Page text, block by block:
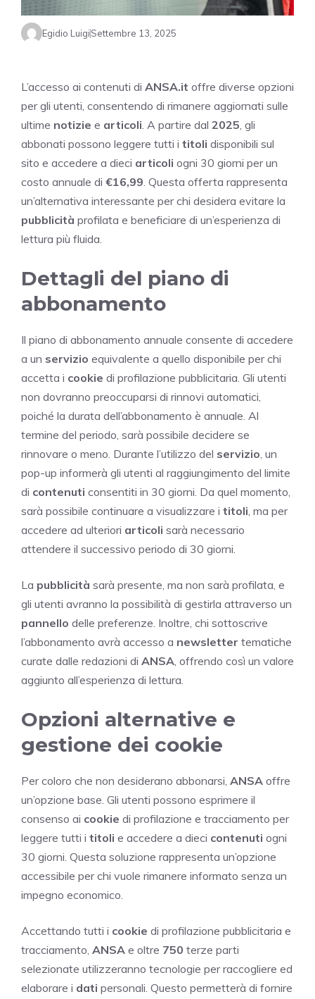
Egidio LuigiSettembre 13, 2025
L’accesso ai contenuti di ANSA.it offre diverse opzioni
per gli utenti, consentendo di rimanere aggiornati sulle
ultime notizie e articoli. A partire dal 2025, gli
abbonati possono leggere tutti i titoli disponibili sul
sito e accedere a dieci articoli ogni 30 giorni per un
costo annuale di €16,99. Questa offerta rappresenta
un’alternativa interessante per chi desidera evitare la
pubblicità profilata e beneficiare di un’esperienza di
lettura più fluida.
Dettagli del piano di
abbonamento
Il piano di abbonamento annuale consente di accedere
a un servizio equivalente a quello disponibile per chi
accetta i cookie di profilazione pubblicitaria. Gli utenti
non dovranno preoccuparsi di rinnovi automatici,
poiché la durata dell’abbonamento è annuale. Al
termine del periodo, sarà possibile decidere se
rinnovare o meno. Durante l’utilizzo del servizio, un
pop-up informerà gli utenti al raggiungimento del limite
di contenuti consentiti in 30 giorni. Da quel momento,
sarà possibile continuare a visualizzare i titoli, ma per
accedere ad ulteriori articoli sarà necessario
attendere il successivo periodo di 30 giorni.
La pubblicità sarà presente, ma non sarà profilata, e
gli utenti avranno la possibilità di gestirla attraverso un
pannello delle preferenze. Inoltre, chi sottoscrive
l’abbonamento avrà accesso a newsletter tematiche
curate dalle redazioni di ANSA, offrendo così un valore
aggiunto all’esperienza di lettura.
Opzioni alternative e
gestione dei cookie
Per coloro che non desiderano abbonarsi, ANSA offre
un’opzione base. Gli utenti possono esprimere il
consenso ai cookie di profilazione e tracciamento per
leggere tutti i titoli e accedere a dieci contenuti ogni
30 giorni. Questa soluzione rappresenta un’opzione
accessibile per chi vuole rimanere informato senza un
impegno economico.
Accettando tutti i cookie di profilazione pubblicitaria e
tracciamento, ANSA e oltre 750 terze parti
selezionate utilizzeranno tecnologie per raccogliere ed
elaborare i dati personali. Questo permetterà di fornire